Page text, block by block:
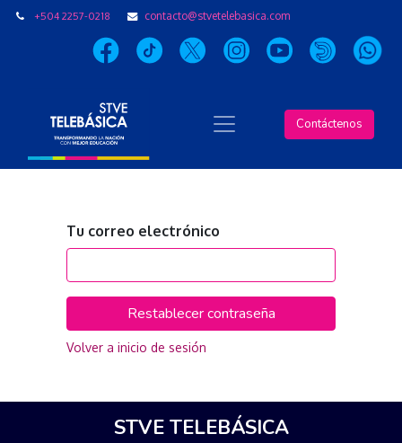
+504 2257-0218 contacto@stvetelebasica.com
Contáctenos
Tu correo electrónico
Restablecer contraseña
Volver a inicio de sesión
STVE TELEBÁSICA